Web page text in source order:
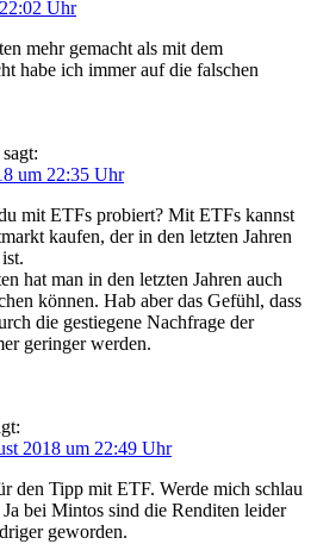
Uhr
mehr gemacht als mit dem
habe ich immer auf die falschen
sagt:
um 22:35 Uhr
mit ETFs probiert? Mit ETFs kannst
kaufen, der in den letzten Jahren
hat man in den letzten Jahren auch
können. Hab aber das Gefühl, dass
die gestiegene Nachfrage der
geringer werden.
2018 um 22:49 Uhr
den Tipp mit ETF. Werde mich schlau
Ja bei Mintos sind die Renditen leider
geworden.